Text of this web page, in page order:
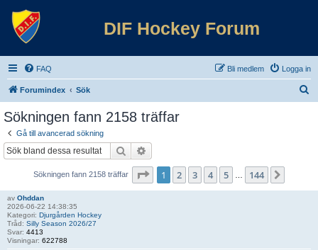
DIF Hockey Forum
FAQ Logga in
Bli medlem
Forumindex Sök
Sökningen fann 2158 träffar
Gå till avancerad sökning
Sök
Sökningen fann 2158 träffar Sida av 144
1 2 3 4 5 144
av Ohddan
2026-06-22 14:38:35
Kategori: Djurgården Hockey
Tråd: Silly Season 2026/27
Svar: 4413
Visningar: 622788